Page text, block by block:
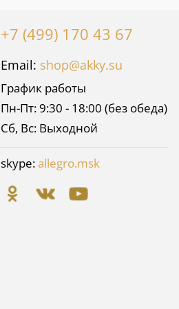
+7 (499) 170 43 67
Email: shop@akky.su
График работы
Пн-Пт: 9:30 - 18:00 (без обеда)
Сб, Вс: Выходной
skype:allegro.msk